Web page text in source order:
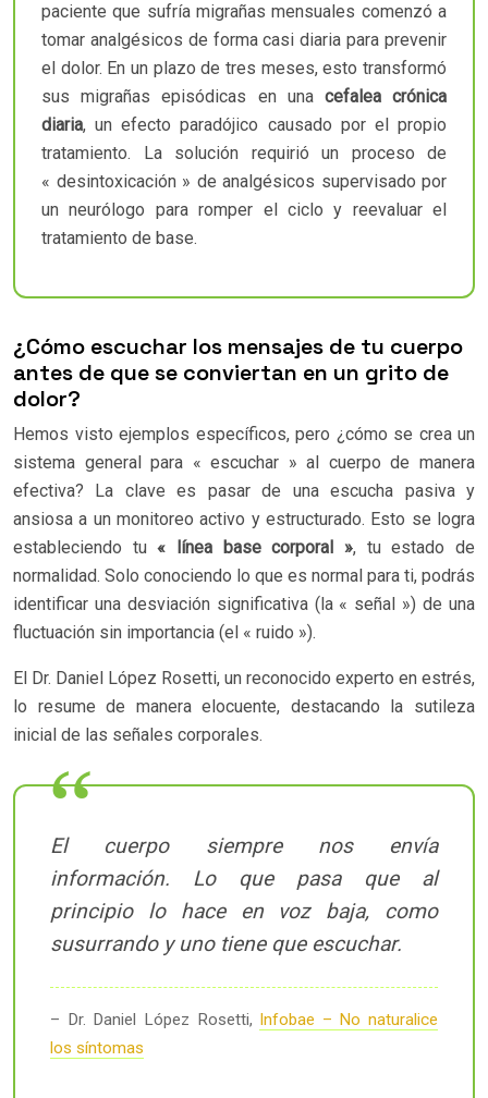
paciente que sufría migrañas mensuales comenzó a
tomar analgésicos de forma casi diaria para prevenir
el dolor. En un plazo de tres meses, esto transformó
sus migrañas episódicas en una cefalea crónica
diaria, un efecto paradójico causado por el propio
tratamiento. La solución requirió un proceso de
« desintoxicación » de analgésicos supervisado por
un neurólogo para romper el ciclo y reevaluar el
tratamiento de base.
¿Cómo escuchar los mensajes de tu cuerpo
antes de que se conviertan en un grito de
dolor?
Hemos visto ejemplos específicos, pero ¿cómo se crea un
sistema general para « escuchar » al cuerpo de manera
efectiva? La clave es pasar de una escucha pasiva y
ansiosa a un monitoreo activo y estructurado. Esto se logra
estableciendo tu« línea base corporal », tu estado de
normalidad. Solo conociendo lo que es normal para ti, podrás
identificar una desviación significativa (la « señal ») de una
fluctuación sin importancia (el « ruido »).
El Dr. Daniel López Rosetti, un reconocido experto en estrés,
lo resume de manera elocuente, destacando la sutileza
inicial de las señales corporales.
El cuerpo siempre nos envía
información. Lo que pasa que al
principio lo hace en voz baja, como
susurrando y uno tiene que escuchar.
– Dr. Daniel López Rosetti, Infobae – No naturalice
los síntomas